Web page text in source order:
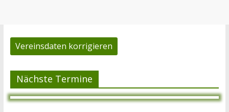
Vereinsdaten korrigieren
Nächste Termine